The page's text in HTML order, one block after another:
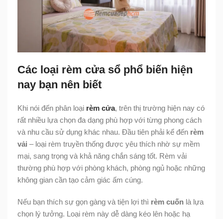
Các loại rèm cửa sổ phổ biến hiện
nay bạn nên biết
Khi nói đến phân loại rèm cửa, trên thị trường hiện nay có
rất nhiều lựa chọn đa dạng phù hợp với từng phong cách
và nhu cầu sử dụng khác nhau. Đầu tiên phải kể đến rèm
vải – loại rèm truyền thống được yêu thích nhờ sự mềm
mại, sang trọng và khả năng chắn sáng tốt. Rèm vải
thường phù hợp với phòng khách, phòng ngủ hoặc những
không gian cần tạo cảm giác ấm cúng.
Nếu bạn thích sự gọn gàng và tiện lợi thì rèm cuốn là lựa
chọn lý tưởng. Loại rèm này dễ dàng kéo lên hoặc hạ